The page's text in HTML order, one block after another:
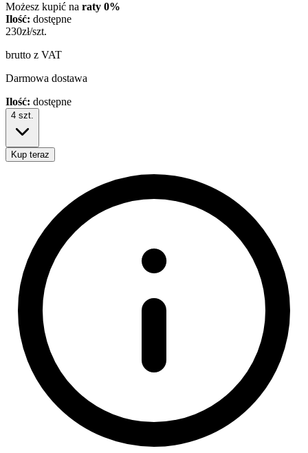
Możesz kupić na raty 0%
Ilość: dostępne
230zł/szt.
brutto z VAT
Darmowa dostawa
Ilość: dostępne
4 szt.
Kup teraz